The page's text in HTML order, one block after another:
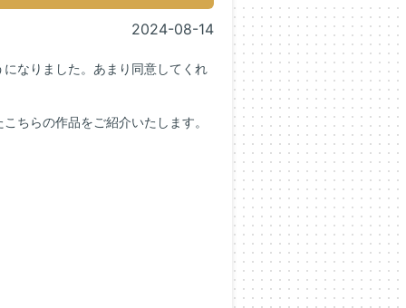
2024-08-14
なりました。あまり同意してくれ
ちらの作品をご紹介いたします。